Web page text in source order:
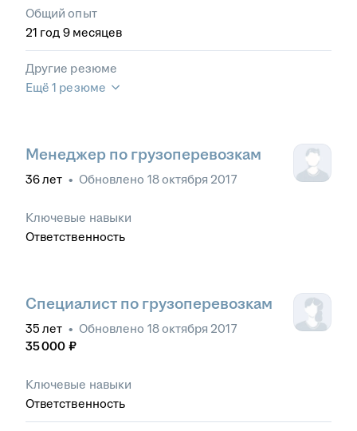
Общий опыт
21 год 9 месяцев
Другие резюме
Ещё 1 резюме
Менеджер по грузоперевозкам
36лет • Обновлено 18 октября 2017
Ключевые навыки
Ответственность
Специалист по грузоперевозкам
35 лет • Обновлено 18 октября 2017
35 000 ₽
Ключевые навыки
Ответственность